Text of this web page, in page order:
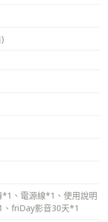
、電源線*1、使用說明
friDay影音30天*1